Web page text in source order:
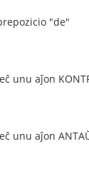
"de"
unu aĵon
unu aĵon